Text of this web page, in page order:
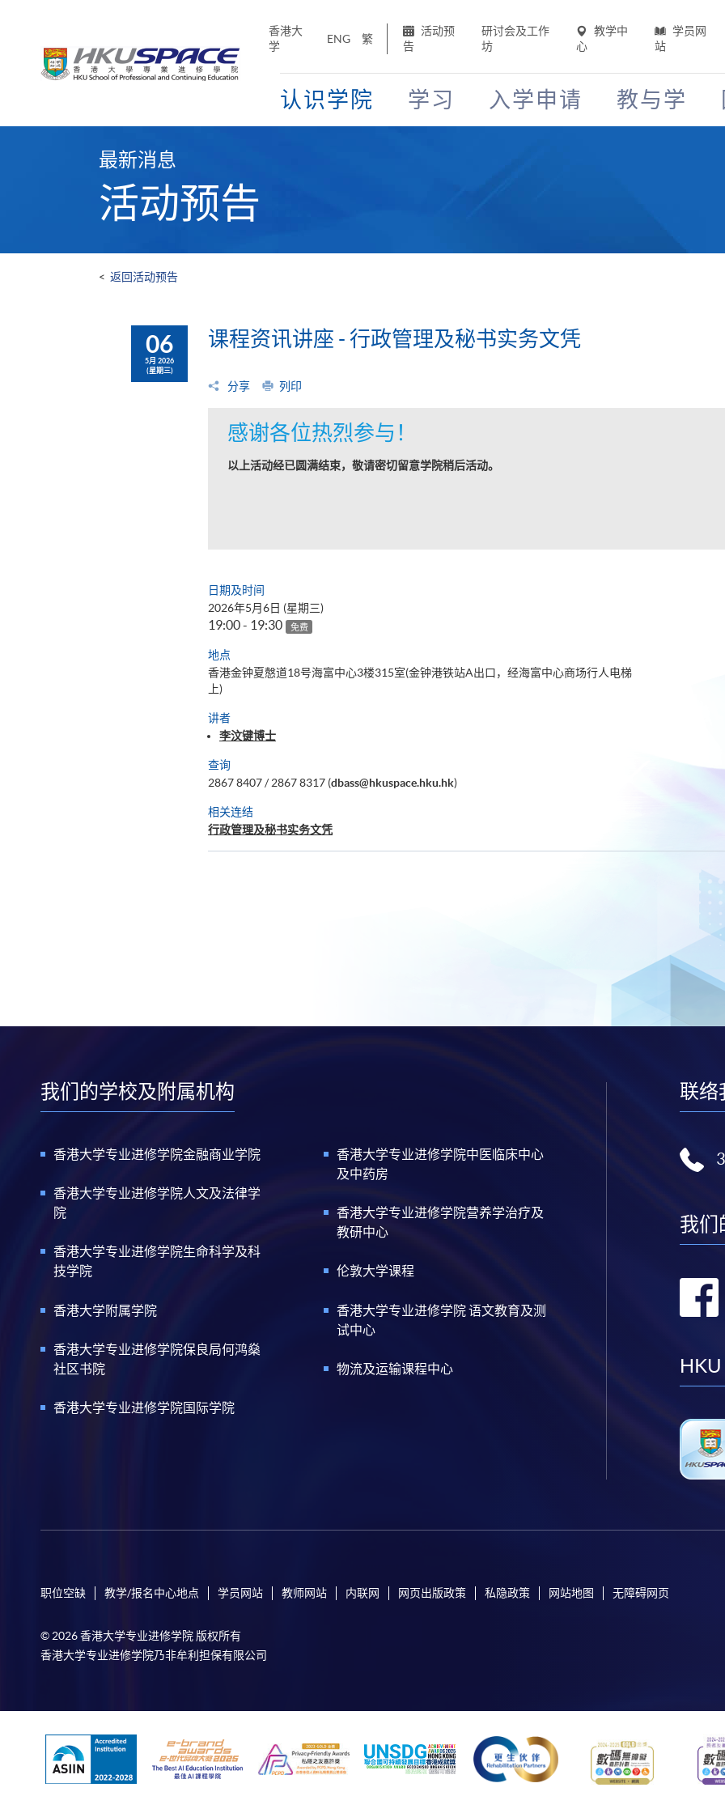
香港大
学
ENG 繁
活动预
告
研讨会及工作
坊
教学中
心
学员网
站
认识学院 学习 入学申请 教与学
最新消息
活动预告
< 返回活动预告
06
5月 2026
(星期三)
课程资讯讲座 - 行政管理及秘书实务文凭
分享 列印
感谢各位热烈参与！
以上活动经已圆满结束，敬请密切留意学院稍后活动。
日期及时间
2026年5月6日 (星期三)
19:00 - 19:30 免费
地点
香港金钟夏慤道18号海富中心3楼315室(金钟港铁站A出口，经海富中心商场行人电梯
上)
讲者
李汶键博士
查询
2867 8407 / 2867 8317 (dbass@hkuspace.hku.hk)
相关连结
行政管理及秘书实务文凭
我们的学校及附属机构
香港大学专业进修学院金融商业学院
香港大学专业进修学院人文及法律学
院
香港大学专业进修学院生命科学及科
技学院
香港大学附属学院
香港大学专业进修学院保良局何鸿燊
社区书院
香港大学专业进修学院国际学院
香港大学专业进修学院中医临床中心
及中药房
香港大学专业进修学院营养学治疗及
教研中心
伦敦大学课程
香港大学专业进修学院 语文教育及测
试中心
物流及运输课程中心
联络
我们
HKU
职位空缺 教学/报名中心地点 学员网站 教师网站 内联网 网页出版政策 私隐政策 网站地图 无障碍网页
© 2026 香港大学专业进修学院 版权所有
香港大学专业进修学院乃非牟利担保有限公司